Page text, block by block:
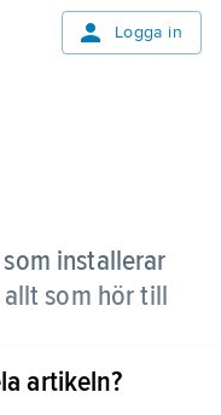
Logga in
installerar
som hör till
utföras på rätt
artikeln?